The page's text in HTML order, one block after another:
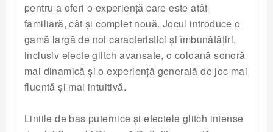
pentru a oferi o experiență care este atât
familiară, cât și complet nouă. Jocul introduce o
gamă largă de noi caracteristici și îmbunătățiri,
inclusiv efecte glitch avansate, o coloană sonoră
mai dinamică și o experiență generală de joc mai
fluentă și mai intuitivă.
Liniile de bas puternice și efectele glitch intense